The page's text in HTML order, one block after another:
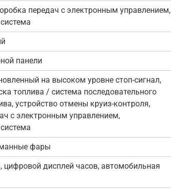
передач с электронным управлением,
панели
на высоком уровне стоп-сигнал,
топлива / система последовательного
устройство отмены круиз-контроля,
с электронным управлением,
фары
цифровой дисплей часов, автомобильная